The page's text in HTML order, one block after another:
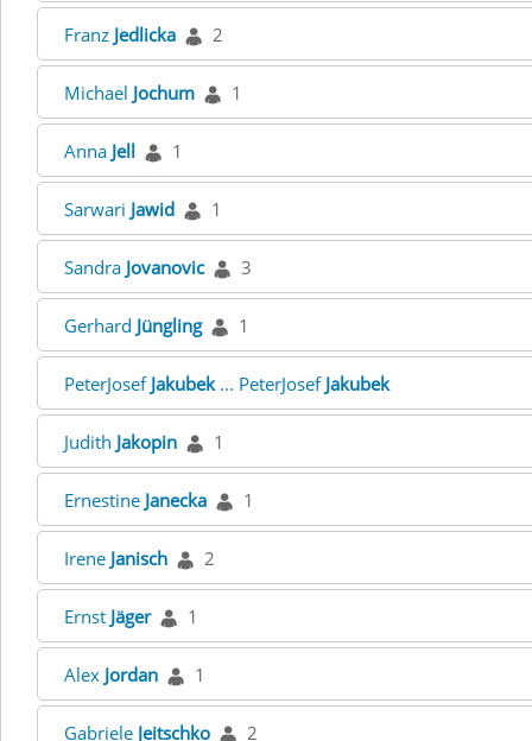
Franz Jedlicka 2
Michael Jochum 1
Anna Jell 1
Sarwari Jawid 1
Sandra Jovanovic 3
Gerhard Jüngling 1
PeterJosef Jakubek... PeterJosef Jakubek
Judith Jakopin 1
Ernestine Janecka 1
Irene Janisch 2
Ernst Jäger 1
Alex Jordan 1
Gabriele Jeitschko 2